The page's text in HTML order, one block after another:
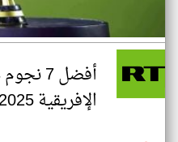
أفضل
الإفريقية 2025